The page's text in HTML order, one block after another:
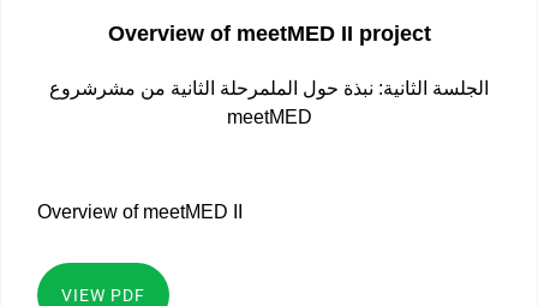
Overview of meetMED II project
الجلسة الثانية: نبذة حول الملمرحلة الثانية من مشرشروع
meetMED
Overview of meetMED II
VIEW PDF